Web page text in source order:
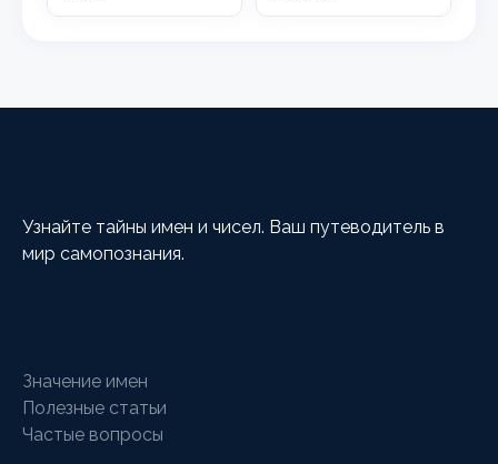
Узнайте тайны имен и чисел. Ваш путеводитель в
мир самопознания.
Значение имен
Полезные статьи
Частые вопросы